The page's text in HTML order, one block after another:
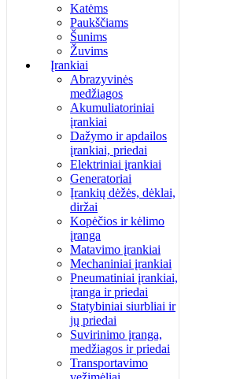
Katėms
Paukščiams
Šunims
Žuvims
Įrankiai
Abrazyvinės
medžiagos
Akumuliatoriniai
įrankiai
Dažymo ir apdailos
įrankiai, priedai
Elektriniai įrankiai
Generatoriai
Įrankių dėžės, dėklai,
diržai
Kopėčios ir kėlimo
įranga
Matavimo įrankiai
Mechaniniai įrankiai
Pneumatiniai įrankiai,
įranga ir priedai
Statybiniai siurbliai ir
jų priedai
Suvirinimo įranga,
medžiagos ir priedai
Transportavimo